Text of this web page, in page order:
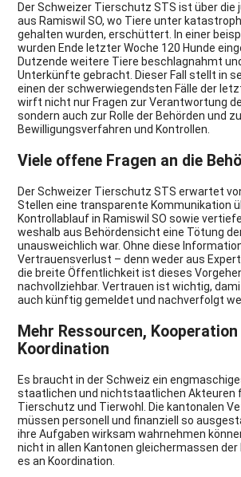
Der Schweizer Tierschutz STS ist über die
aus Ramiswil SO, wo Tiere unter
gehalten wurden, erschüttert. In einer
wurden Ende letzter Woche 120 Hunde
Dutzende weitere Tiere beschlagnahmt
Unterkünfte gebracht. Dieser Fall stellt in
einen der schwerwiegendsten Fälle der
wirft nicht nur Fragen zur Verantwortung
sondern auch zur Rolle der Behörden und
Bewilligungsverfahren und Kontrollen.
Viele offene Fragen an die
Der Schweizer Tierschutz STS erwartet
Stellen eine transparente Kommunikation
Kontrollablauf in Ramiswil SO sowie
weshalb aus Behördensicht eine Tötung
unausweichlich war. Ohne diese
Vertrauensverlust – denn weder aus
die breite Öffentlichkeit ist dieses
nachvollziehbar. Vertrauen ist wichtig,
auch künftig gemeldet und nachverfolgt
Mehr Ressourcen, Kooperation
Koordination
Es braucht in der Schweiz ein
staatlichen und nichtstaatlichen Akteuren
Tierschutz und Tierwohl. Die kantonalen
müssen personell und finanziell so
ihre Aufgaben wirksam wahrnehmen
nicht in allen Kantonen gleichermassen der
es an Koordination.